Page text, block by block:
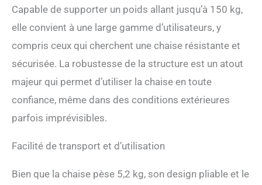
Capable de supporter un poids allant jusqu’à 150 kg,
elle convient à une large gamme d’utilisateurs, y
compris ceux qui cherchent une chaise résistante et
sécurisée. La robustesse de la structure est un atout
majeur qui permet d’utiliser la chaise en toute
confiance, même dans des conditions extérieures
parfois imprévisibles.
Facilité de transport et d’utilisation
Bien que la chaise pèse 5,2 kg, son design pliable et le